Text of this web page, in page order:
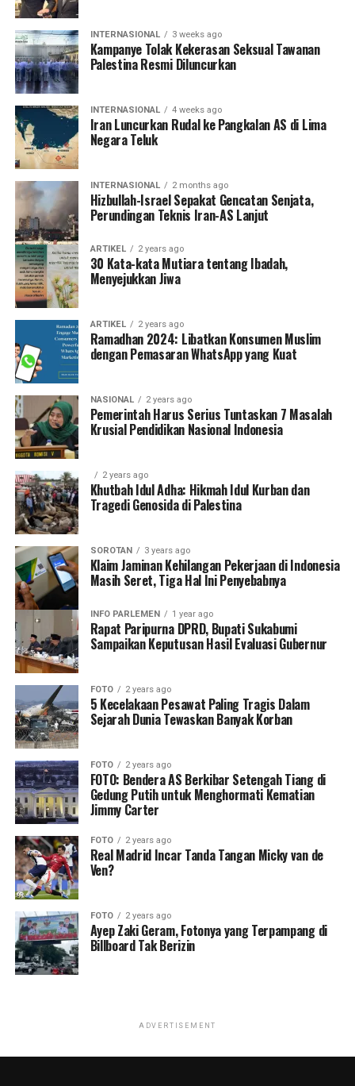
INTERNASIONAL 3 weeks ago
Kampanye Tolak Kekerasan Seksual Tawanan
Palestina Resmi Diluncurkan
INTERNASIONAL 4 weeks ago
Iran Luncurkan Rudal ke Pangkalan AS di Lima
Negara Teluk
INTERNASIONAL 2 months ago
Hizbullah-Israel Sepakat Gencatan Senjata,
Perundingan Teknis Iran-AS Lanjut
ARTIKEL 2 years ago
30 Kata-kata Mutiara tentang Ibadah,
Menyejukkan Jiwa
ARTIKEL 2 years ago
Ramadhan 2024: Libatkan Konsumen Muslim
dengan Pemasaran WhatsApp yang Kuat
NASIONAL 2 years ago
Pemerintah Harus Serius Tuntaskan 7 Masalah
Krusial Pendidikan Nasional Indonesia
2 years ago
Khutbah Idul Adha: Hikmah Idul Kurban dan
Tragedi Genosida di Palestina
SOROTAN 3 years ago
Klaim Jaminan Kehilangan Pekerjaan di Indonesia
Masih Seret, Tiga Hal Ini Penyebabnya
INFO PARLEMEN 1 year ago
Rapat Paripurna DPRD, Bupati Sukabumi
Sampaikan Keputusan Hasil Evaluasi Gubernur
FOTO 2 years ago
5 Kecelakaan Pesawat Paling Tragis Dalam
Sejarah Dunia Tewaskan Banyak Korban
FOTO 2 years ago
FOTO: Bendera AS Berkibar Setengah Tiang di
Gedung Putih untuk Menghormati Kematian
Jimmy Carter
FOTO 2 years ago
Real Madrid Incar Tanda Tangan Micky van de
Ven?
FOTO 2 years ago
Ayep Zaki Geram, Fotonya yang Terpampang di
Billboard Tak Berizin
ADVERTISEMENT